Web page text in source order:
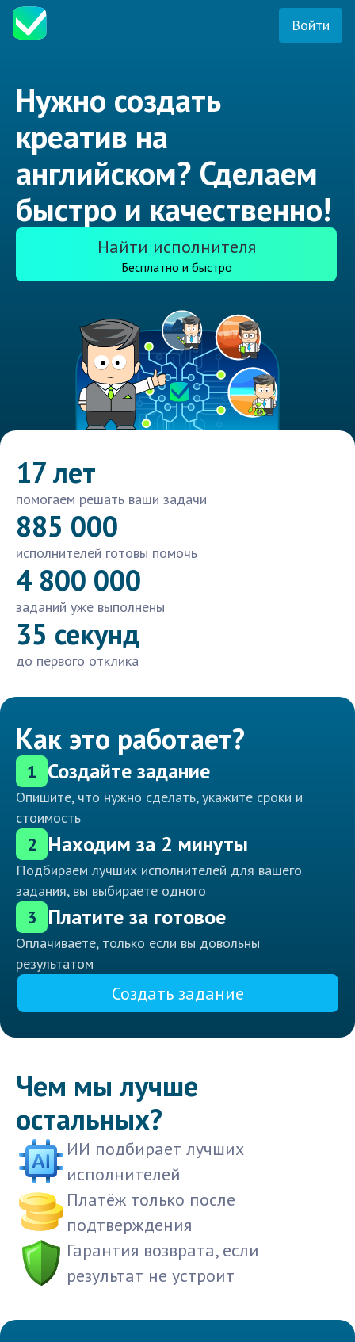
Войти
Нужно создать
креатив на
английском? Сделаем
быстро и качественно!
Найти исполнителя
Бесплатно и быстро
17 лет
помогаем решать ваши задачи
885 000
исполнителей готовы помочь
4 800 000
заданий уже выполнены
35 секунд
до первого отклика
Как это работает?
1 Создайте задание
Опишите, что нужно сделать, укажите сроки и
стоимость
2 Находим за 2 минуты
Подбираем лучших исполнителей для вашего
задания, вы выбираете одного
3 Платите за готовое
Оплачиваете, только если вы довольны
результатом
Создать задание
Чем мы лучше
остальных?
ИИ подбирает лучших
исполнителей
Платёж только после
подтверждения
Гарантия возврата, если
результат не устроит